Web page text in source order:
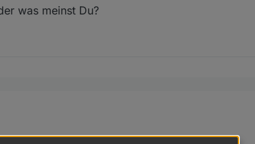
was meinst Du?
oder was meinst Du?